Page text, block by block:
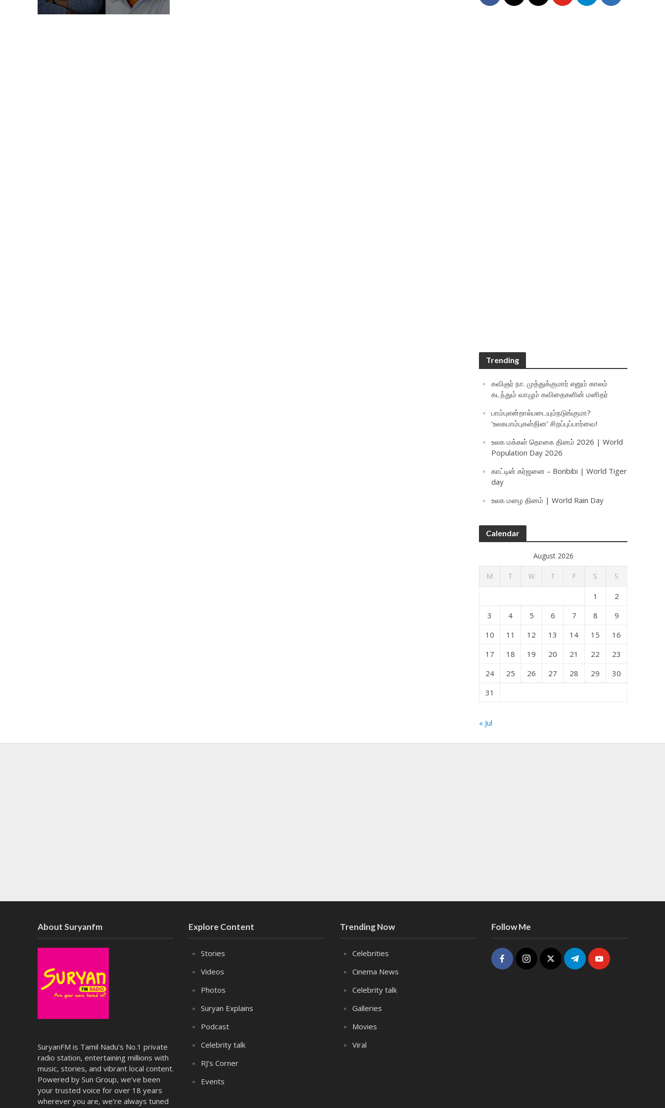
Trending
கவிஞர் நா. முத்துக்குமார் எனும் காலம்
கடந்தும் வாழும் கவிதைகளின் மனிதர்
பாம்புஎன்றால்படையும்நடுங்குமா?
‘உலகபாம்புகள்தின’ சிறப்புப்பார்வை!
உலக மக்கள் தொகை தினம் 2026 | World
Population Day 2026
காட்டின் கர்ஜனை – Bonbibi | World Tiger
day
உலக மழை தினம் | World Rain Day
Calendar
August 2026
M T W T F S S
1
2
3
4 5 6 7 8
9
10
11 12 13 14 15
16
17
18 19 20 21 22
23
24
25 26 27 28 29
30
31
« Jul
About Suryanfm
SuryanFM is Tamil Nadu’s No.1 private
radio station, entertaining millions with
music, stories, and vibrant local content.
Powered by Sun Group, we’ve been
your trusted voice for over 18 years
wherever you are, we’re always tuned
Explore Content
Stories
Videos
Photos
Suryan Explains
Podcast
Celebrity talk
RJ’s Corner
Events
Trending Now
Celebrities
Cinema News
Celebrity talk
Galleries
Movies
Viral
Follow Me